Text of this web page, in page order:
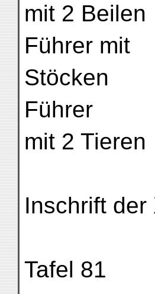
mit 2 Beilen
Führer mit
Stöcken
Führer
mit 2 Tieren
Inschrift der
Tafel 81